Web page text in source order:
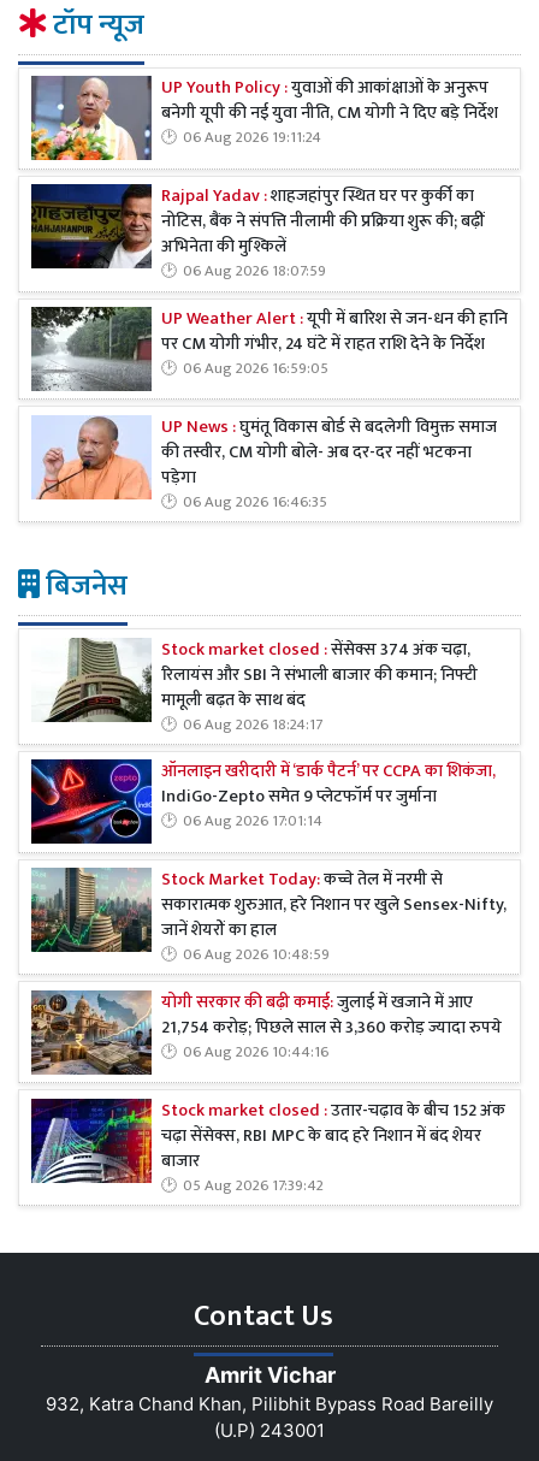
टॉप न्यूज
UP Youth Policy :युवाओं की आकांक्षाओं के अनुरूप
बनेगी यूपी की नई युवा नीति, CM योगी ने दिए बड़े निर्देश
06 Aug 2026 19:11:24
Rajpal Yadav :शाहजहांपुर स्थित घर पर कुर्की का
नोटिस, बैंक ने संपत्ति नीलामी की प्रक्रिया शुरू की; बढ़ीं
अभिनेता की मुश्किलें
06 Aug 2026 18:07:59
UP Weather Alert :यूपी में बारिश से जन-धन की हानि
पर CM योगी गंभीर, 24 घंटे में राहत राशि देने के निर्देश
06 Aug 2026 16:59:05
UP News :घुमंतू विकास बोर्ड से बदलेगी विमुक्त समाज
की तस्वीर, CM योगी बोले- अब दर-दर नहीं भटकना
पड़ेगा
06 Aug 2026 16:46:35
बिजनेस
Stock market closed :सेंसेक्स 374 अंक चढ़ा,
रिलायंस और SBI ने संभाली बाजार की कमान; निफ्टी
मामूली बढ़त के साथ बंद
06 Aug 2026 18:24:17
ऑनलाइन खरीदारी में ‘डार्क पैटर्न’ पर CCPA का शिकंजा,
IndiGo-Zepto समेत 9 प्लेटफॉर्म पर जुर्माना
06 Aug 2026 17:01:14
Stock Market Today:कच्चे तेल में नरमी से
सकारात्मक शुरुआत, हरे निशान पर खुले Sensex-Nifty,
जानें शेयरों का हाल
06 Aug 2026 10:48:59
योगी सरकार की बढ़ी कमाई:जुलाई में खजाने में आए
21,754 करोड़; पिछले साल से 3,360 करोड़ ज्यादा रुपये
06 Aug 2026 10:44:16
Stock market closed :उतार-चढ़ाव के बीच 152 अंक
चढ़ा सेंसेक्स, RBI MPC के बाद हरे निशान में बंद शेयर
बाजार
05 Aug 2026 17:39:42
Contact Us
Amrit Vichar
932, Katra Chand Khan, Pilibhit Bypass Road Bareilly
(U.P) 243001